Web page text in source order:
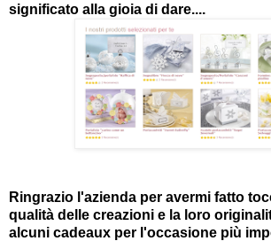
significato alla gioia di dare....
Ringrazio l'azienda per avermi fatto
qualità delle creazioni e la loro
alcuni cadeaux per l'occasione più